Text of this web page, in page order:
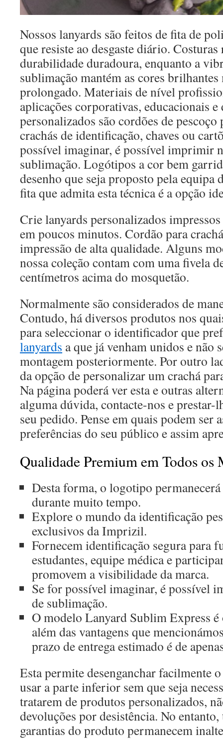
Nossos lanyards são feitos de fita de
que resiste ao desgaste diário.
durabilidade duradoura, enquanto a
sublimação mantém as cores brilhantes
prolongado. Materiais de nível
aplicações corporativas, educacionais e
personalizados são cordões de
crachás de identificação, chaves ou
possível imaginar, é possível imprimir
sublimação. Logótipos a cor bem
desenho que seja proposto pela equipa
fita que admita esta técnica é a opção
Crie lanyards personalizados
em poucos minutos. Cordão para
impressão de alta qualidade. Alguns
nossa coleção contam com uma fivela
centímetros acima do mosquetão.
Normalmente são considerados de
Contudo, há diversos produtos nos
para seleccionar o identificador que
lanyards a que já venham unidos e não
montagem posteriormente. Por outro
da opção de personalizar um crachá
Na página poderá ver esta e outras
alguma dúvida, contacte-nos e
seu pedido. Pense em quais podem ser
preferências do seu público e assim
Qualidade Premium em Todos os
Desta forma, o logotipo
durante muito tempo.
Explore o mundo da identificação
exclusivos da Imprizil.
Fornecem identificação segura para
estudantes, equipe médica e
promovem a visibilidade da marca.
Se for possível imaginar, é possível
de sublimação.
O modelo Lanyard Sublim Express
além das vantagens que
prazo de entrega estimado é de
Esta permite desenganchar facilmente
usar a parte inferior sem que seja
tratarem de produtos personalizados,
devoluções por desistência. No entanto,
garantias do produto permanecem